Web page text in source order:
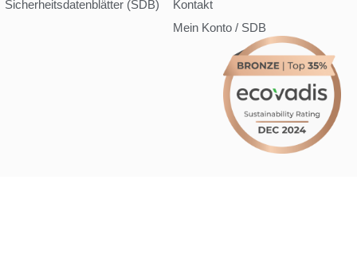
Sicherheitsdatenblätter (SDB)
Kontakt
Mein Konto / SDB